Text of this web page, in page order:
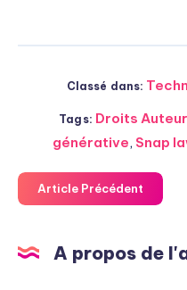
Classé dans:
Tags: Droits
générative, Snap
Article Précédent
A propos de